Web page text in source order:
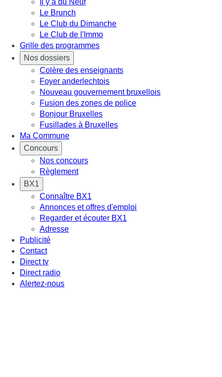
Le Brunch
Le Club du Dimanche
Le Club de l'Immo
Grille des programmes
Nos dossiers
Colère des enseignants
Foyer anderlechtois
Nouveau gouvernement bruxellois
Fusion des zones de police
Bonjour Bruxelles
Fusillades à Bruxelles
Ma Commune
Concours
Nos concours
Règlement
BX1
Connaître BX1
Annonces et offres d'emploi
Regarder et écouter BX1
Adresse
Publicité
Contact
Direct tv
Direct radio
Alertez-nous